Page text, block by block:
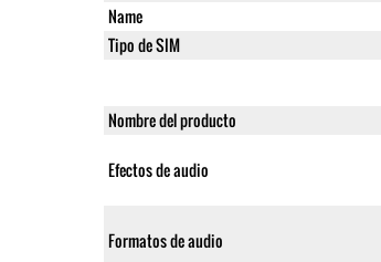
Name
Tipo de SIM
Nombre del producto
Efectos de audio
Formatos de audio